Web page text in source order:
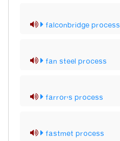
falconbridge process
fan steel process
farror's process
fastmet process